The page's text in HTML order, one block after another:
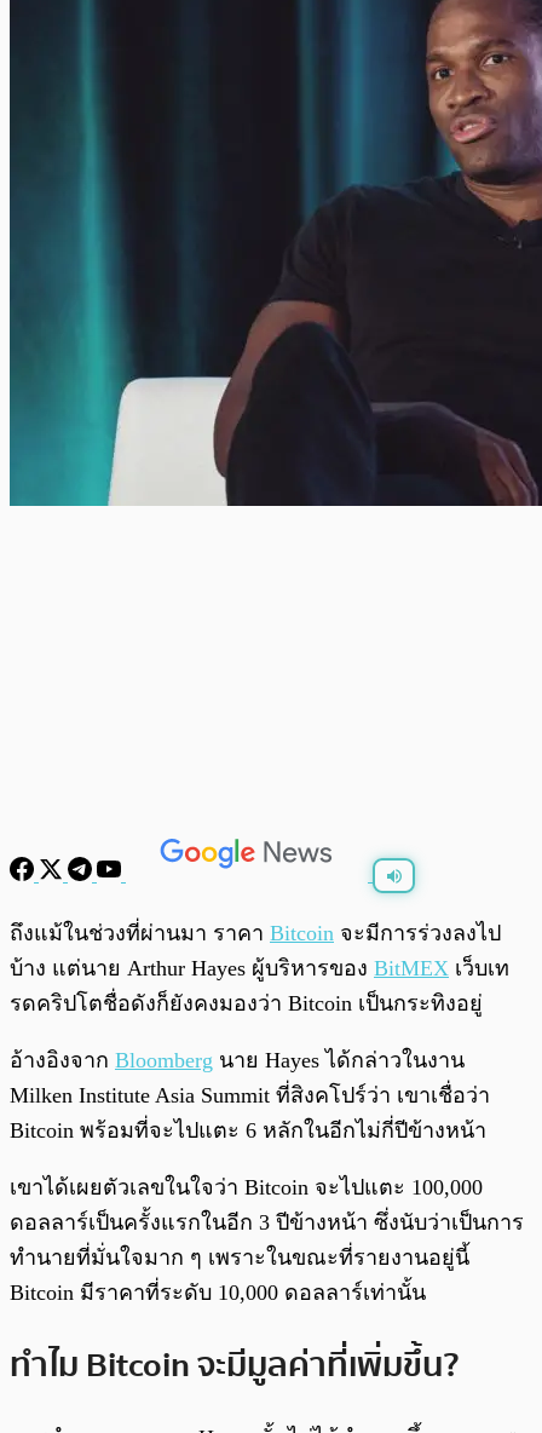
พร้อมเล่น 0:00 0:00
ถึงแม้ในช่วงที่ผ่านมา ราคา Bitcoin จะมีการร่วงลงไป
บ้าง แต่นาย Arthur Hayes ผู้บริหารของ BitMEX เว็บเท
รดคริปโตชื่อดังก็ยังคงมองว่า Bitcoin เป็นกระทิงอยู่
อ้างอิงจาก Bloomberg นาย Hayes ได้กล่าวในงาน
Milken Institute Asia Summit ที่สิงคโปร์ว่า เขาเชื่อว่า
Bitcoin พร้อมที่จะไปแตะ 6 หลักในอีกไม่กี่ปีข้างหน้า
เขาได้เผยตัวเลขในใจว่า Bitcoin จะไปแตะ 100,000
ดอลลาร์เป็นครั้งแรกในอีก 3 ปีข้างหน้า ซึ่งนับว่าเป็นการ
ทำนายที่มั่นใจมาก ๆ เพราะในขณะที่รายงานอยู่นี้
Bitcoin มีราคาที่ระดับ 10,000 ดอลลาร์เท่านั้น
ทำไม Bitcoin จะมีมูลค่าที่เพิ่มขึ้น?